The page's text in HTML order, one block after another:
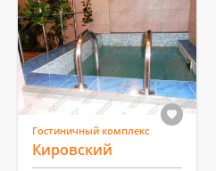
Гостиничный комплекс
Кировский